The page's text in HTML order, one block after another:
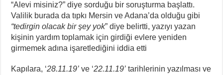
“Alevi misiniz?” diye sorduğu bir soruşturma başlattı.
Valilik burada da tıpkı Mersin ve Adana’da olduğu gibi
“tedirgin olacak bir şey yok” diye belirtti, yazıyı yazan
kişinin yardım toplamak için girdiği evlere yeniden
girmemek adına işaretlediğini iddia etti
Kapılara, ‘28.11.19’ ve ‘22.11.19’ tarihlerinin yazılması ve